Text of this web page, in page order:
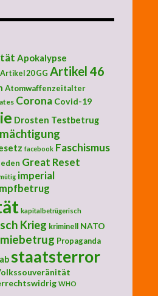
Apokalypse
Artikel 20 GG Artikel 46
Atomwaffenzeitalter
Corona Covid-19
Drosten Testbetrug
facebook Faschismus
Great Reset
imperial
kapitalbetrügerisch
Krieg kriminell
NATO
Propaganda
staatsterror
WHO